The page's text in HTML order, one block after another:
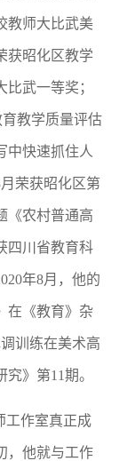
教师大比武美
获昭化区教学
武一等奖；
教学质量评估
中快速抓住人
月荣获昭化区第
《农村普通高
四川省教育科
年8月，他的
在《教育》杂
训练在美术高
究》第11期。
工作室真正成
，他就与工作